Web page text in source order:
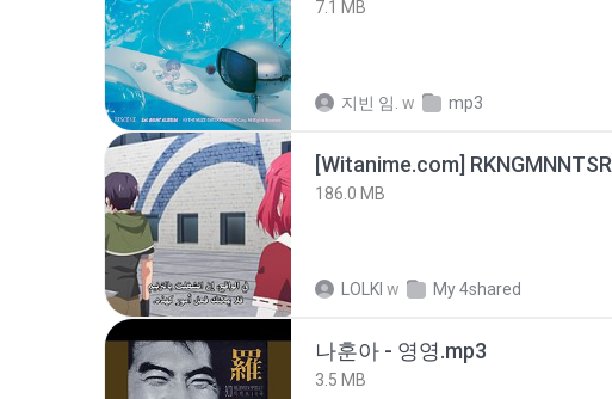
7.1 MB
지빈 임. w mp3
186.0 MB
LOLKI w My 4shared
나훈아 - 영영.mp3
3.5 MB